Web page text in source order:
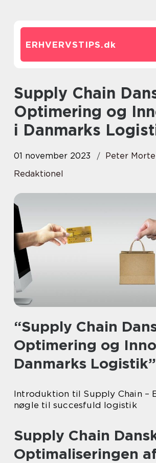
ERHVERVSTIPS.dk
Supply Chain Dansk:
Optimering og
i Danmarks
01 november 2023
Peter
Redaktionel
“Supply Chain
Optimering og
Danmarks Logistik”
Introduktion til Supply Chain –
nøgle til succesfuld logistik
Supply Chain
Optimaliseringen af